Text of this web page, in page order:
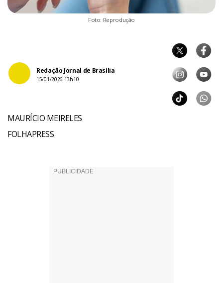
Foto: Reprodução
Redação Jornal de Brasília
15/01/2026 13h10
MAURÍCIO MEIRELES
FOLHAPRESS